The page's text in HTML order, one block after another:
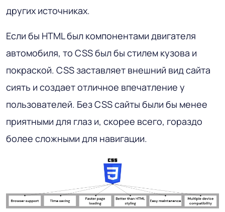
других источниках.
Если бы HTML был компонентами двигателя
автомобиля, то CSS был бы стилем кузова и
покраской. CSS заставляет внешний вид сайта
сиять и создает отличное впечатление у
пользователей. Без CSS сайты были бы менее
приятными для глаз и, скорее всего, гораздо
более сложными для навигации.